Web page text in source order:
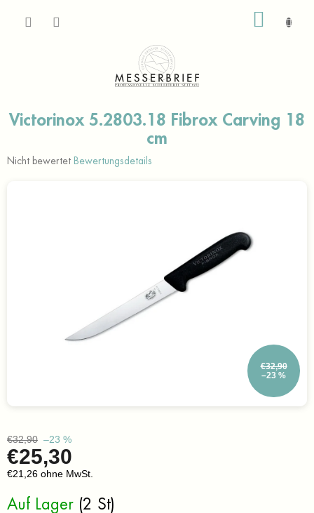
Victorinox 5.2803.18 Fibrox Carving 18
cm
Die
Nicht bewertet Bewertungsdetails
€32,90
–23 %
€32,90 –23 %
€25,30
€21,26 ohne MwSt.
Auf Lager (2 St)